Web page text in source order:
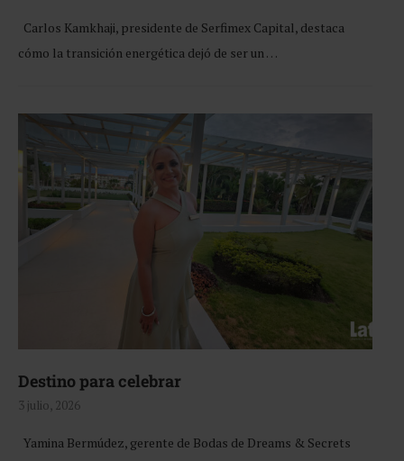
Carlos Kamkhaji, presidente de Serfimex Capital, destaca
cómo la transición energética dejó de ser un …
Destino para celebrar
3 julio, 2026
Yamina Bermúdez, gerente de Bodas de Dreams & Secrets